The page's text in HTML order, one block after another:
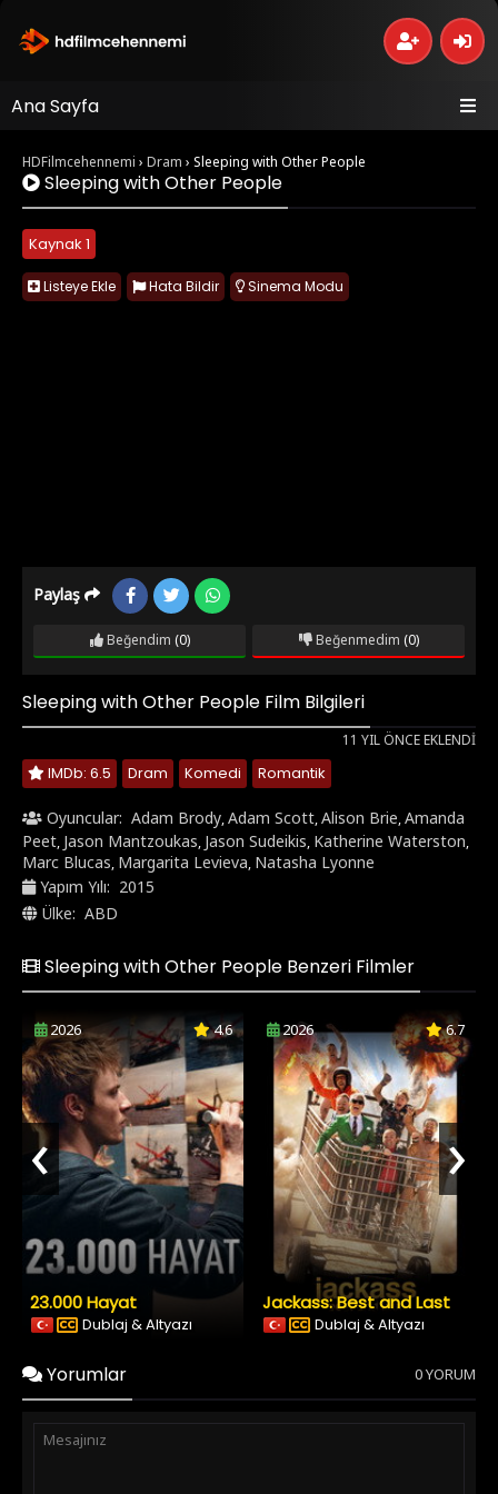
Ana Sayfa
HDFilmcehennemi › Dram › Sleeping with Other People
Sleeping with Other People
Kaynak 1
Listeye Ekle Hata Bildir Sinema Modu
Paylaş
Beğendim (0) Beğenmedim (0)
Sleeping with Other People Film Bilgileri
11 YIL ÖNCE EKLENDI
IMDb: 6.5 Dram Komedi Romantik
Oyuncular: Adam Brody,Adam Scott,Alison Brie,Amanda
Peet, Jason Mantzoukas, Jason Sudeikis, Katherine Waterston,
Marc Blucas, Margarita Levieva, Natasha Lyonne
Yapım Yılı: 2015
Ülke: ABD
Sleeping with Other People Benzeri Filmler
2026 4.6
23.000 Hayat
Dublaj & Altyazı
2026 6.7
Jackass: Best and Last
Dublaj & Altyazı
‹ ›
Yorumlar 0 YORUM